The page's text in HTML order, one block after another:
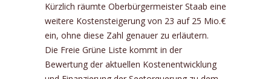
Kürzlich räumte Oberbürgermeister Staab eine
weitere Kostensteigerung von 23 auf 25 Mio.€
ein, ohne diese Zahl genauer zu erläutern.
Die Freie Grüne Liste kommt in der
Bewertung der aktuellen Kostenentwicklung